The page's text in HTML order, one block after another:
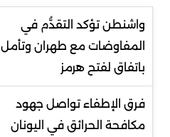
واشنطن تؤكد التقدُّم في
المفاوضات مع طهران وتأمل
باتفاق لفتح هرمز
فرق الإطفاء تواصل جهود
مكافحة الحرائق في اليونان